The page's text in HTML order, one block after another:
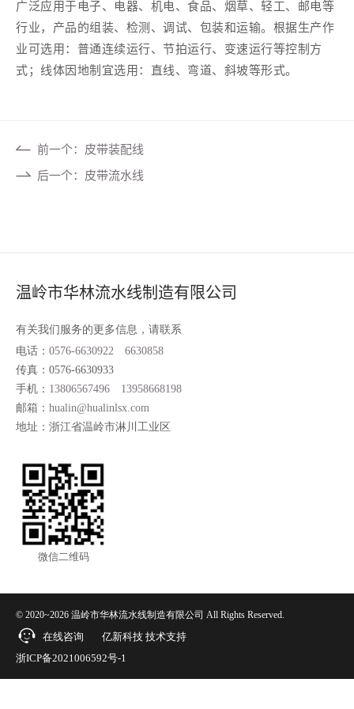
广泛应用于电子、电器、机电、食品、烟草、轻工、邮电等
行业，产品的组装、检测、调试、包装和运输。根据生产作
业可选用：普通连续运行、节拍运行、变速运行等控制方
式；线体因地制宜选用：直线、弯道、斜坡等形式。
前一个：皮带装配线
后一个：皮带流水线
温岭市华林流水线制造有限公司
有关我们服务的更多信息，请联系
电话： 0576-6630922
6630858
传真：0576-6630933
手机： 13806567496
13958668198
邮箱： hualin@hualinlsx.com
地址：浙江省温岭市淋川工业区
微信二维码
© 2020~2026 温岭市华林流水线制造有限公司 All Rights Reserved.
在线咨询 亿新科技 技术支持
浙ICP备2021006592号-1